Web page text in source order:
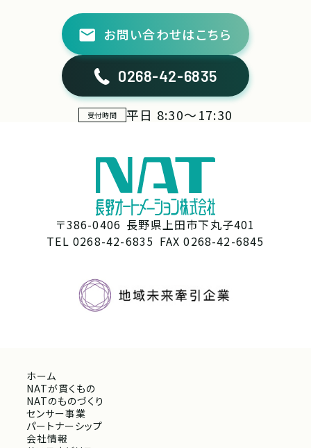
お問い合わせはこちら
0268-42-6835
受付時間 平日 8:30～17:30
〒386-0406 長野県上田市下丸子401
TEL 0268-42-6835 FAX 0268-42-6845
ホーム
NATが貫くもの
NATのものづくり
センサー事業
パートナーシップ
会社情報